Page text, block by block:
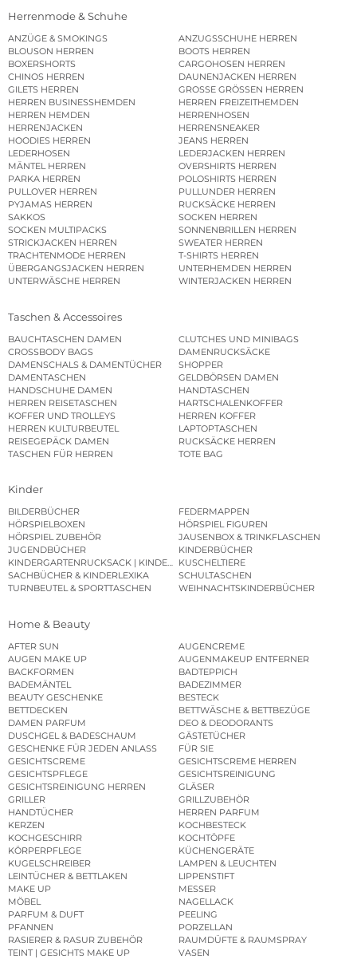
Herrenmode & Schuhe
ANZÜGE & SMOKINGS
ANZUGSSCHUHE HERREN
BLOUSON HERREN
BOOTS HERREN
BOXERSHORTS
CARGOHOSEN HERREN
CHINOS HERREN
DAUNENJACKEN HERREN
GILETS HERREN
GROSSE GRÖSSEN HERREN
HERREN BUSINESSHEMDEN
HERREN FREIZEITHEMDEN
HERREN HEMDEN
HERRENHOSEN
HERRENJACKEN
HERRENSNEAKER
HOODIES HERREN
JEANS HERREN
LEDERHOSEN
LEDERJACKEN HERREN
MÄNTEL HERREN
OVERSHIRTS HERREN
PARKA HERREN
POLOSHIRTS HERREN
PULLOVER HERREN
PULLUNDER HERREN
PYJAMAS HERREN
RUCKSÄCKE HERREN
SAKKOS
SOCKEN HERREN
SOCKEN MULTIPACKS
SONNENBRILLEN HERREN
STRICKJACKEN HERREN
SWEATER HERREN
TRACHTENMODE HERREN
T-SHIRTS HERREN
ÜBERGANGSJACKEN HERREN
UNTERHEMDEN HERREN
UNTERWÄSCHE HERREN
WINTERJACKEN HERREN
Taschen & Accessoires
BAUCHTASCHEN DAMEN
CLUTCHES UND MINIBAGS
CROSSBODY BAGS
DAMENRUCKSÄCKE
DAMENSCHALS & DAMENTÜCHER
SHOPPER
DAMENTASCHEN
GELDBÖRSEN DAMEN
HANDSCHUHE DAMEN
HANDTASCHEN
HERREN REISETASCHEN
HARTSCHALENKOFFER
KOFFER UND TROLLEYS
HERREN KOFFER
HERREN KULTURBEUTEL
LAPTOPTASCHEN
REISEGEPÄCK DAMEN
RUCKSÄCKE HERREN
TASCHEN FÜR HERREN
TOTE BAG
Kinder
BILDERBÜCHER
FEDERMAPPEN
HÖRSPIELBOXEN
HÖRSPIEL FIGUREN
HÖRSPIEL ZUBEHÖR
JAUSENBOX & TRINKFLASCHEN
JUGENDBÜCHER
KINDERBÜCHER
KINDERGARTENRUCKSACK | KINDERGARTENBEUTEL
KUSCHELTIERE
SACHBÜCHER & KINDERLEXIKA
SCHULTASCHEN
TURNBEUTEL & SPORTTASCHEN
WEIHNACHTSKINDERBÜCHER
Home & Beauty
AFTER SUN
AUGENCREME
AUGEN MAKE UP
AUGENMAKEUP ENTFERNER
BACKFORMEN
BADTEPPICH
BADEMÄNTEL
BADEZIMMER
BEAUTY GESCHENKE
BESTECK
BETTDECKEN
BETTWÄSCHE & BETTBEZÜGE
DAMEN PARFUM
DEO & DEODORANTS
DUSCHGEL & BADESCHAUM
GÄSTETÜCHER
GESCHENKE FÜR JEDEN ANLASS
FÜR SIE
GESICHTSCREME
GESICHTSCREME HERREN
GESICHTSPFLEGE
GESICHTSREINIGUNG
GESICHTSREINIGUNG HERREN
GLÄSER
GRILLER
GRILLZUBEHÖR
HANDTÜCHER
HERREN PARFUM
KERZEN
KOCHBESTECK
KOCHGESCHIRR
KOCHTÖPFE
KÖRPERPFLEGE
KÜCHENGERÄTE
KUGELSCHREIBER
LAMPEN & LEUCHTEN
LEINTÜCHER & BETTLAKEN
LIPPENSTIFT
MAKE UP
MESSER
MÖBEL
NAGELLACK
PARFUM & DUFT
PEELING
PFANNEN
PORZELLAN
RASIERER & RASUR ZUBEHÖR
RAUMDÜFTE & RAUMSPRAY
TEINT | GESICHTS MAKE UP
VASEN